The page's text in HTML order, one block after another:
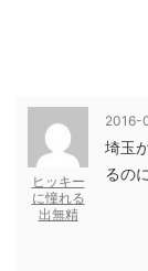
ヒッキー
に憧れる
出無精
2016-
埼玉
るの